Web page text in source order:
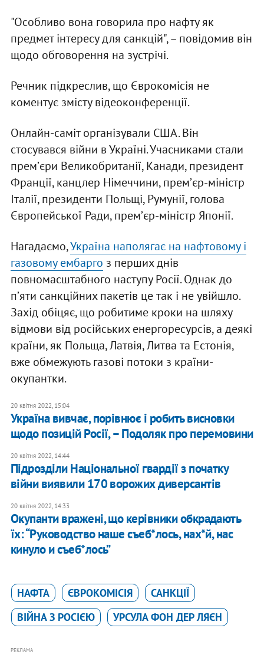
"Особливо вона говорила про нафту як
предмет інтересу для санкцій", – повідомив він
щодо обговорення на зустрічі.
Речник підкреслив, що Єврокомісія не
коментує змісту відеоконференції.
Онлайн-саміт організували США. Він
стосувався війни в Україні. Учасниками стали
премʼєри Великобританії, Канади, президент
Франції, канцлер Німеччини, премʼєр-міністр
Італії, президенти Польщі, Румунії, голова
Європейської Ради, премʼєр-міністр Японії.
Нагадаємо,Україна наполягає на нафтовому і
газовому ембарго з перших днів
повномасштабного наступу Росії. Однак до
пʼяти санкційних пакетів це так і не увійшло.
Захід обіцяє, що робитиме кроки на шляху
відмови від російських енергоресурсів, а деякі
країни, як Польща, Латвія, Литва та Естонія,
вже обмежують газові потоки з країни-
окупантки.
20 квітня 2022, 15:04
Україна вивчає, порівнює і робить висновки
щодо позицій Росії, – Подоляк про перемовини
20 квітня 2022, 14:44
Підрозділи Національної гвардії з початку
війни виявили 170 ворожих диверсантів
20 квітня 2022, 14:33
Окупанти вражені, що керівники обкрадають
їх: “Руководство наше съеб*лось, нах*й, нас
кинуло и съеб*лось”
НАФТА ЄВРОКОМІСІЯ
САНКЦІЇ
ВІЙНА З РОСІЄЮ
УРСУЛА ФОН ДЕР ЛЯЄН
РЕКЛАМА